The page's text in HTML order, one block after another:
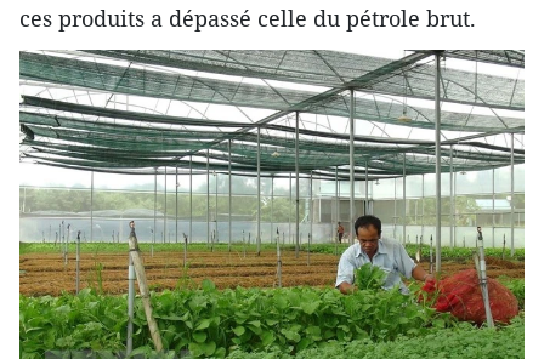
ces produits a dépassé celle du pétrole brut.